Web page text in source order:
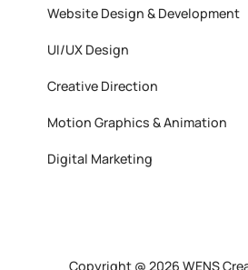
Website Design & Development
UI/UX Design
Creative Direction
Motion Graphics & Animation
Digital Marketing
Copyright @ 2026 WENS